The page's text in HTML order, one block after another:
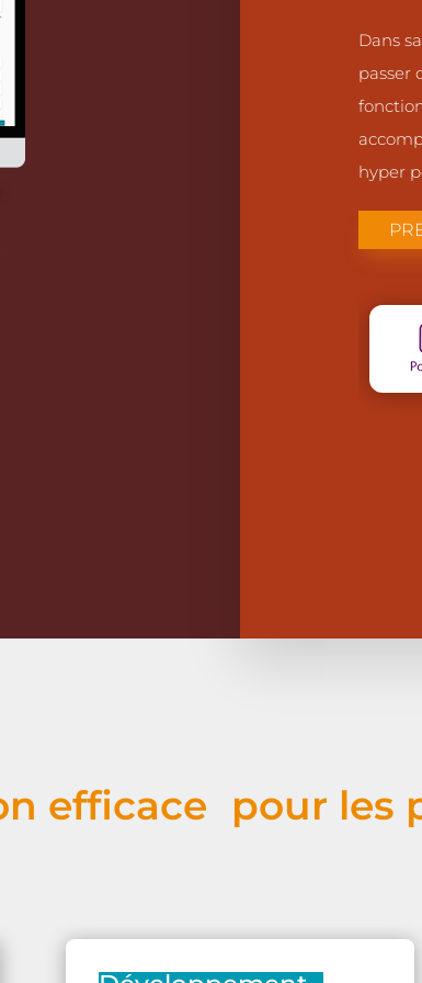
Dans
passer
hyper
efficace pour les